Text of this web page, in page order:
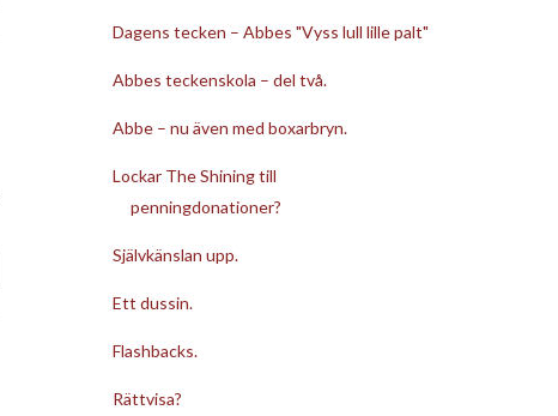
Dagens tecken – Abbes "Vyss lull lille palt"
Abbes teckenskola – del två.
Abbe – nu även med boxarbryn.
Lockar The Shining till
penningdonationer?
Självkänslan upp.
Ett dussin.
Flashbacks.
Rättvisa?